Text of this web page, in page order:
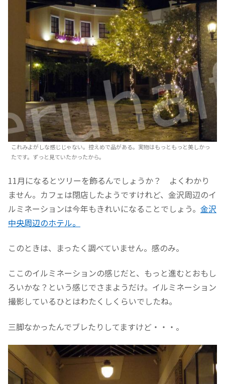
これみよがしな感じじゃない。控えめで品がある。実物はもっともっと美しかっ
たです。ずっと見ていたかったから。
11月になるとツリーを飾るんでしょうか？ よくわかり
ません。カフェは閉店したようですけれど、金沢周辺のイ
ルミネーションは今年もきれいになることでしょう。 金沢
中央周辺のホテル。
このときは、まったく調べていません。感のみ。
ここのイルミネーションの感じだと、もっと進むとおもし
ろいかな？という感じでさまようだけ。イルミネーション
撮影しているひとはわたくしくらいでしたね。
三脚なかったんでブレたりしてますけど・・・。